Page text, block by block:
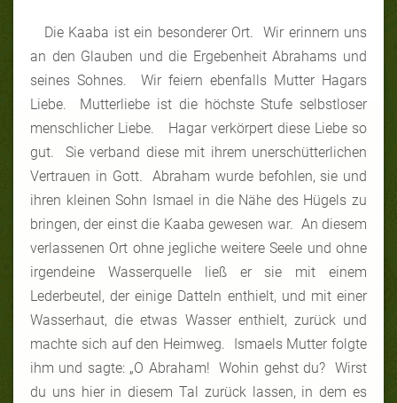
Die Kaaba ist ein besonderer Ort. Wir erinnern uns
an den Glauben und die Ergebenheit Abrahams und
seines Sohnes. Wir feiern ebenfalls Mutter Hagars
Liebe. Mutterliebe ist die höchste Stufe selbstloser
menschlicher Liebe. Hagar verkörpert diese Liebe so
gut. Sie verband diese mit ihrem unerschütterlichen
Vertrauen in Gott. Abraham wurde befohlen, sie und
ihren kleinen Sohn Ismael in die Nähe des Hügels zu
bringen, der einst die Kaaba gewesen war. An diesem
verlassenen Ort ohne jegliche weitere Seele und ohne
irgendeine Wasserquelle ließ er sie mit einem
Lederbeutel, der einige Datteln enthielt, und mit einer
Wasserhaut, die etwas Wasser enthielt, zurück und
machte sich auf den Heimweg. Ismaels Mutter folgte
ihm und sagte: „O Abraham! Wohin gehst du? Wirst
du uns hier in diesem Tal zurück lassen, in dem es